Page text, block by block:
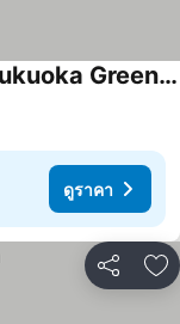
南福岡グリーンホテル-Minami Fukuoka Green Hotel
ดูราคา
แชร์ เ